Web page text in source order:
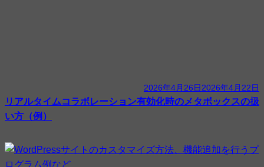
2026年4月26日2026年4月22日
リアルタイムコラボレーション有効化時のメタボックスの扱
い方（例）